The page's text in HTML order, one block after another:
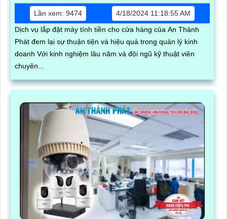
Lần xem: 9474
4/18/2024 11:18:55 AM
Dịch vụ lắp đặt máy tính tiền cho cửa hàng của An Thành
Phát đem lại sự thuận tiện và hiệu quả trong quản lý kinh
doanh Với kinh nghiệm lâu năm và đội ngũ kỹ thuật viên
chuyên...